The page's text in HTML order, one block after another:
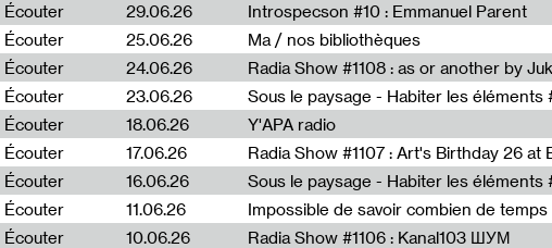
Écouter
29.06.26 Introspecson #10 : Emmanuel Parent
Écouter
25.06.26 Ma / nos bibliothèques
Écouter
24.06.26
Écouter
23.06.26
Écouter
18.06.26 Y'APA radio
Écouter
17.06.26
Écouter
16.06.26
Écouter
11.06.26 Impossible de savoir combien de temps
Écouter
10.06.26 Radia Show #1106 : Kanal103 ШУМ